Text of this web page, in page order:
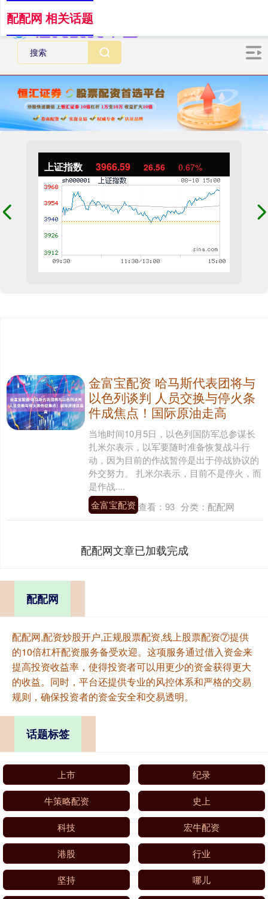
上证指数 3966.59 26.56 0.67%
配配网 相关话题
金富宝配资 哈马斯代表团将与
以色列谈判 人员交换与停火条
件成焦点！国际原油走高
当地时间10月5日，以色列国防军总参谋长
扎米尔表示，以军要随时准备恢复战斗行
动，因为目前的作战暂停是出于停战协议的
外交努力。 扎米尔表示，目前不是停火，而
是作战....
金富宝配资 查看： 93 分类： 配配网
配配网文章已加载完成
配配网
配配网,配资炒股开户,正规股票配资,线上股票配资⑦提供
的10倍杠杆配资服务备受欢迎。这项服务通过借入资金来
提高投资收益率，使得投资者可以用更少的资金获得更大
的收益。同时，平台还提供专业的风控体系和严格的交易
规则，确保投资者的资金安全和交易透明。
话题标签
上市 纪录
牛策略配资 史上
科技 宏牛配资
港股 行业
坚持 哪儿